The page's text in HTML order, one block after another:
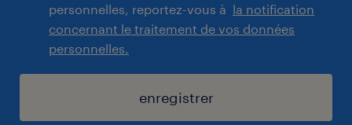
personnelles, reportez-vous à la notification
concernant le traitement de vos données
personnelles.
enregistrer